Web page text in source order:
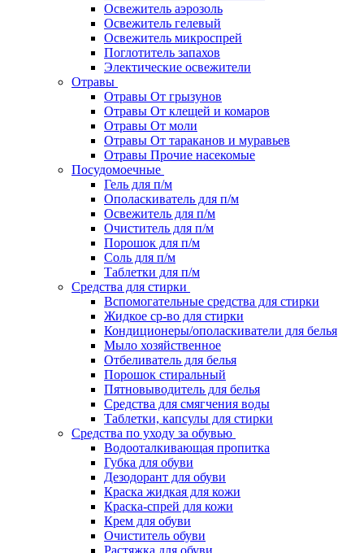
Освежитель аэрозоль
Освежитель гелевый
Освежитель микроспрей
Поглотитель запахов
Электические освежители
Отравы
Отравы От грызунов
Отравы От клещей и комаров
Отравы От моли
Отравы От тараканов и муравьев
Отравы Прочие насекомые
Посудомоечные
Гель для п/м
Ополаскиватель для п/м
Освежитель для п/м
Очиститель для п/м
Порошок для п/м
Соль для п/м
Таблетки для п/м
Средства для стирки
Вспомогательные средства для стирки
Жидкое ср-во для стирки
Кондиционеры/ополаскиватели для белья
Мыло хозяйственное
Отбеливатель для белья
Порошок стиральный
Пятновыводитель для белья
Средства для смягчения воды
Таблетки, капсулы для стирки
Средства по уходу за обувью
Водооталкивающая пропитка
Губка для обуви
Дезодорант для обуви
Краска жидкая для кожи
Краска-спрей для кожи
Крем для обуви
Очиститель обуви
Растяжка для обуви